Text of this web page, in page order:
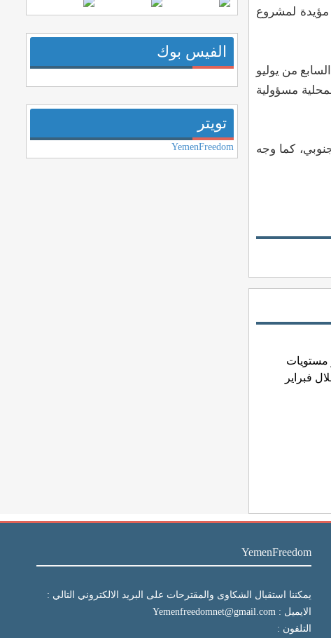
لمشروع
من يوليو
مسؤولية
كما وجه
مستويات
فبراير
الفيس بوك
تويتر
YemenFreedom
YemenFreedom
يمكننا استقبال الشكاوى والمقترحات على البريد الالكتروني التالي :
الايميل : Yemenfreedomnet@gmail.com
التلفون :